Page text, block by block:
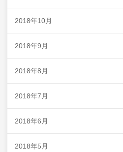
2018年10月
2018年9月
2018年8月
2018年7月
2018年6月
2018年5月